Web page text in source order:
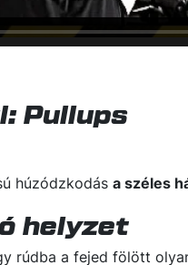
Pullups
húzódzkodás a széles
helyzet
rúdba a fejed fölött